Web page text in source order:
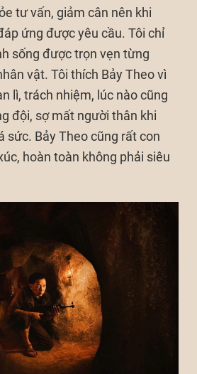
tư vấn, giảm cân nên khi
ứng được yêu cầu. Tôi chỉ
sống được trọn vẹn từng
vật. Tôi thích Bảy Theo vì
lì, trách nhiệm, lúc nào cũng
đội, sợ mất người thân khi
sức. Bảy Theo cũng rất con
hoàn toàn không phải siêu